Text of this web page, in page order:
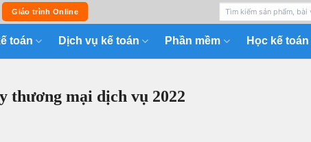
Giáo trình Online
toán Dịch vụ kế toán Phần mềm Học kế
thương mại dịch vụ 2022